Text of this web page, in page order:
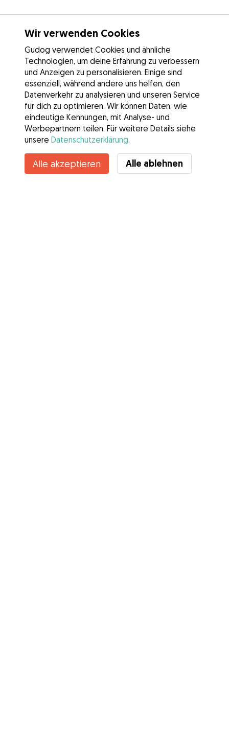
Wir verwenden Cookies
Gudog verwendet Cookies und ähnliche
Technologien, um deine Erfahrung zu verbessern
und Anzeigen zu personalisieren. Einige sind
essenziell, während andere uns helfen, den
Datenverkehr zu analysieren und unseren Service
für dich zu optimieren. Wir können Daten, wie
eindeutige Kennungen, mit Analyse- und
Werbepartnern teilen. Für weitere Details siehe
unsere Datenschutzerklärung.
Alle akzeptieren Alle ablehnen